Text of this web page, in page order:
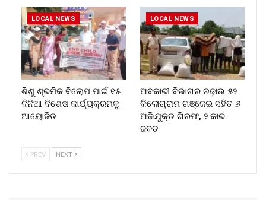
LOCAL NEWS
ଶିଶୁ ଶ୍ରମିକ ବିଲୋପ ପାଇଁ ୧୫
ଦିନିଆ ବିଶେଷ କାର୍ଯ୍ୟକ୍ରମକୁ
ଆୟୋଜିତ
LOCAL NEWS
ଅବକାରୀ ବିଭାଗର ଚଢ଼ାଉ ୫୨
କିଲୋଗ୍ରାମ ଗଞ୍ଜେଇ ସହିତ ୬
ଅଭିଯୁକ୍ତ ଗିରଫ, ୨ କାର
ଜବତ
PREV NEXT